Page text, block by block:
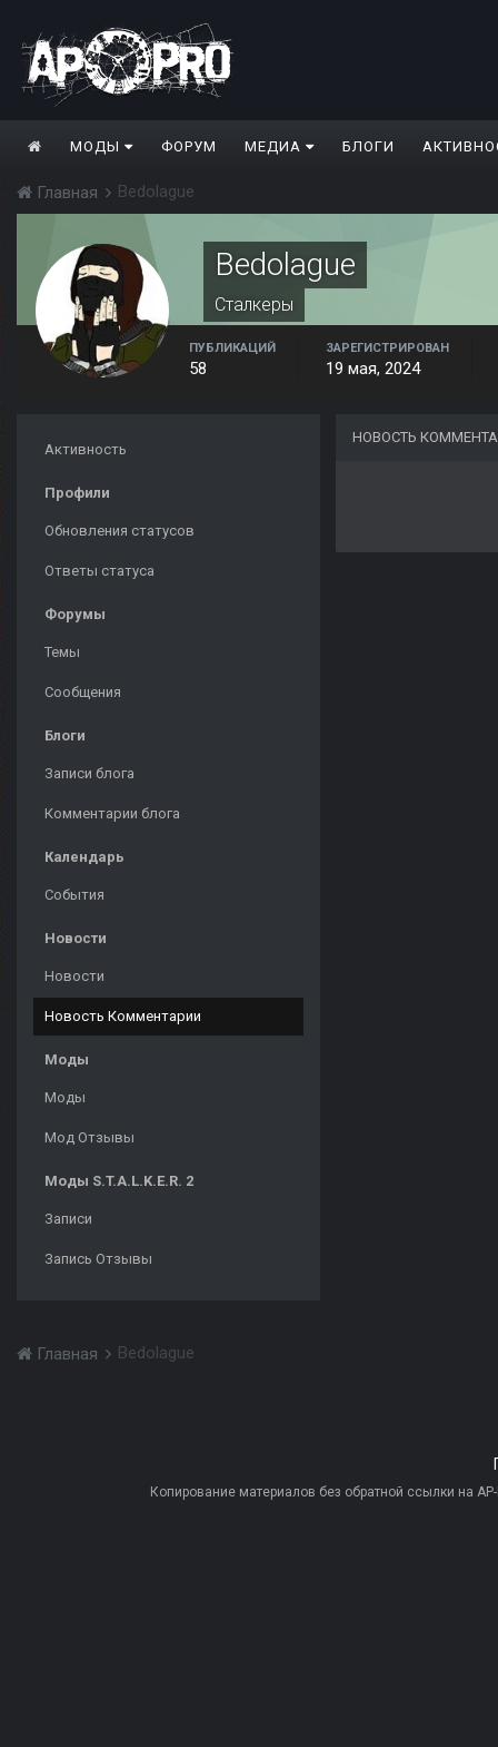
МОДЫ ФОРУМ МЕДИА БЛОГИ
Главная Bedolague
Bedolague
Сталкеры
ПУБЛИКАЦИЙ
58
ЗАРЕГИСТРИРОВАН
19 мая, 2024
Активность
Профили
Обновления статусов
Ответы статуса
Форумы
Темы
Сообщения
Блоги
Записи блога
Комментарии блога
Календарь
События
Новости
Новости
Новость Комментарии
Моды
Моды
Мод Отзывы
Моды S.T.A.L.K.E.R. 2
Записи
Запись Отзывы
НОВОСТЬ
Главная Bedolague
Копирование материалов без обратной ссылки на